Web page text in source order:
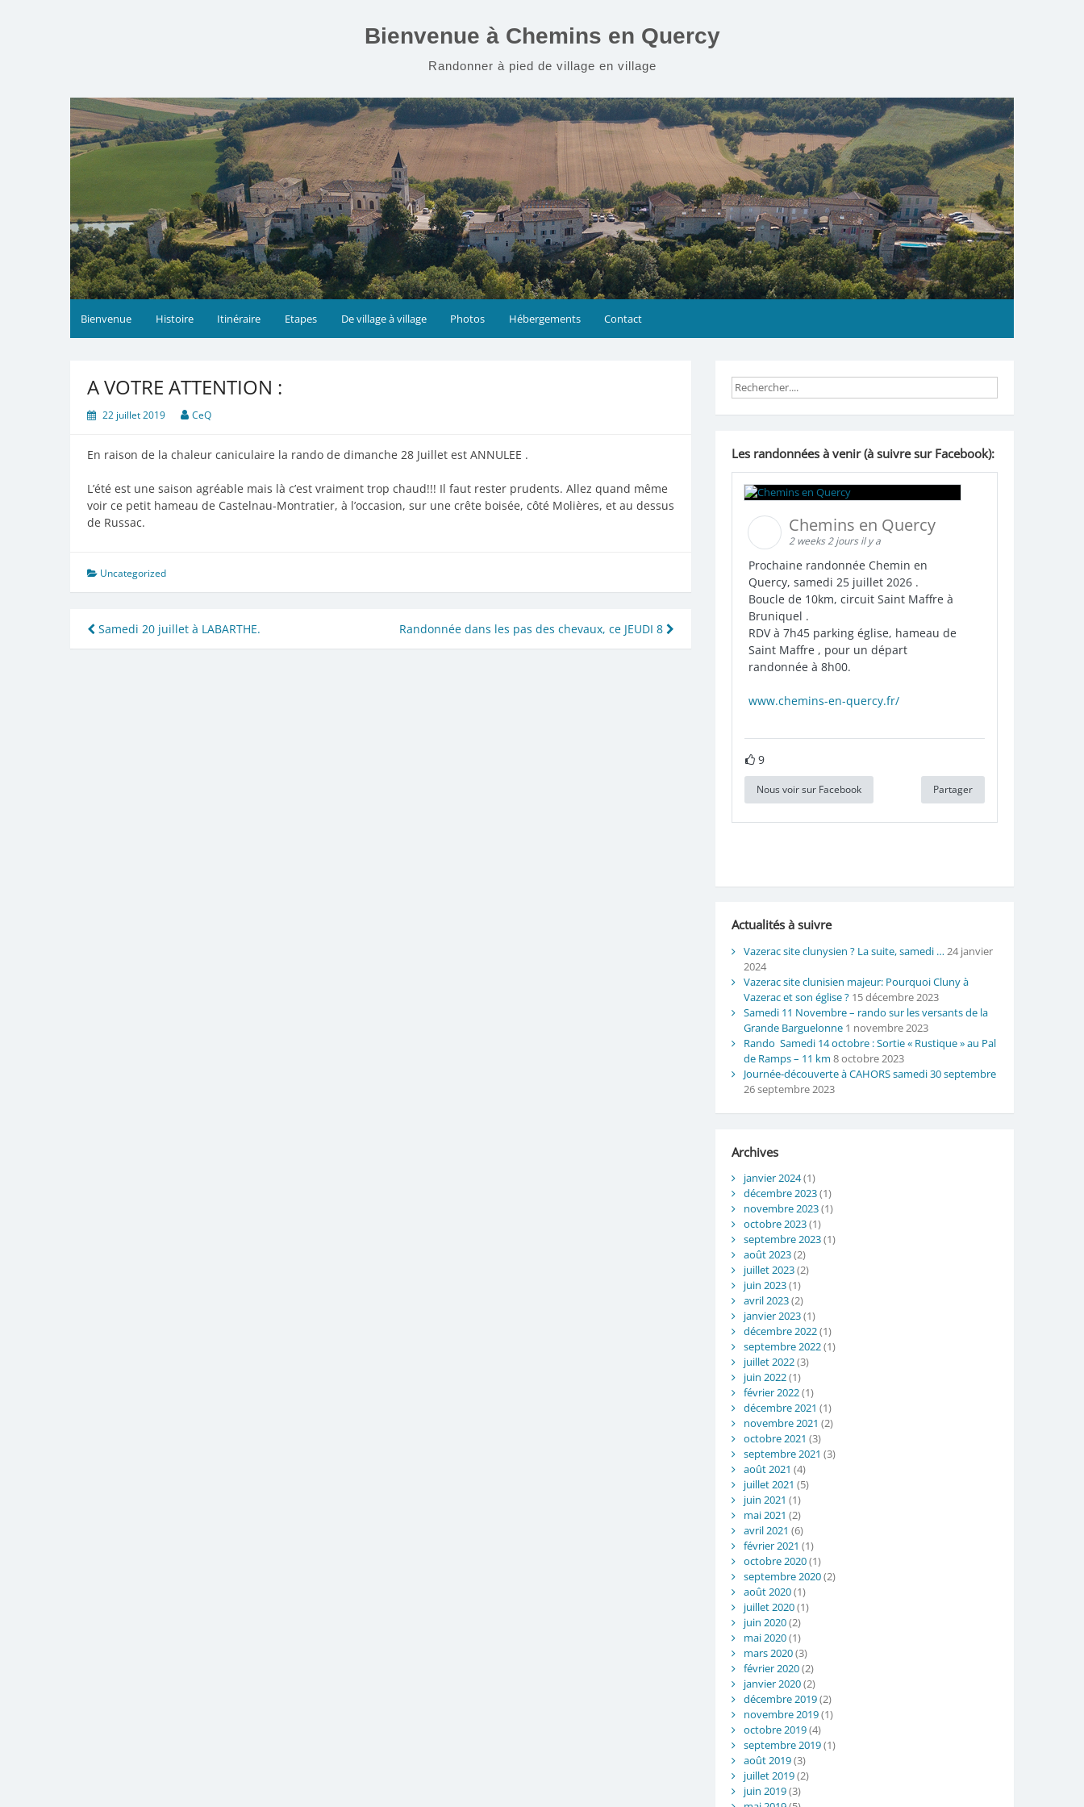
Bienvenue à Chemins en Quercy
Randonner à pied de village en village
Bienvenue Histoire Itinéraire Etapes De village à village Photos Hébergements Contact
A VOTRE ATTENTION :
22 juillet 2019 CeQ
En raison de la chaleur caniculaire la rando de dimanche 28 Juillet est ANNULEE .
L’été est une saison agréable mais là c’est vraiment trop chaud!!! Il faut rester prudents. Allez quand même
voir ce petit hameau de Castelnau-Montratier, à l’occasion, sur une crête boisée, côté Molières, et au dessus
de Russac.
Uncategorized
Navigation
de
Samedi 20 juillet à LABARTHE. Randonnée dans les pas des chevaux, ce JEUDI 8
Les randonnées à venir (à suivre sur Facebook):
Chemins en Quercy
2 weeks 2 jours il y a
Prochaine randonnée Chemin en
Quercy, samedi 25 juillet 2026 .
Boucle de 10km, circuit Saint Maffre à
Bruniquel .
RDV à 7h45 parking église, hameau de
Saint Maffre , pour un départ
randonnée à 8h00.
www.chemins-en-quercy.fr/
9
Nous voir sur Facebook Partager
Actualités à suivre
Vazerac site clunysien ? La suite, samedi … 24 janvier
2024
Vazerac site clunisien majeur: Pourquoi Cluny à
Vazerac et son église ? 15 décembre 2023
Samedi 11 Novembre – rando sur les versants de la
Grande Barguelonne 1 novembre 2023
Rando Samedi 14 octobre : Sortie « Rustique » au Pal
de Ramps – 11 km 8 octobre 2023
Journée-découverte à CAHORS samedi 30 septembre
26 septembre 2023
Archives
janvier 2024(1)
décembre 2023(1)
novembre 2023(1)
octobre 2023(1)
septembre 2023(1)
août 2023(2)
juillet 2023(2)
juin 2023(1)
avril 2023(2)
janvier 2023(1)
décembre 2022(1)
septembre 2022(1)
juillet 2022(3)
juin 2022(1)
février 2022(1)
décembre 2021 (1)
novembre 2021 (2)
octobre 2021 (3)
septembre 2021 (3)
août 2021 (4)
juillet 2021 (5)
juin 2021 (1)
mai 2021 (2)
avril 2021 (6)
février 2021 (1)
octobre 2020(1)
septembre 2020(2)
août 2020(1)
juillet 2020(1)
juin 2020(2)
mai 2020(1)
mars 2020(3)
février 2020(2)
janvier 2020(2)
décembre 2019(2)
novembre 2019(1)
octobre 2019(4)
septembre 2019(1)
août 2019(3)
juillet 2019(2)
juin 2019(3)